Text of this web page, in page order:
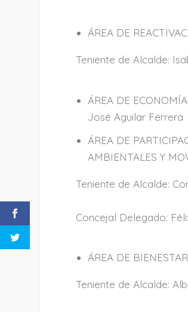
ÁREA DE
Teniente de Alcalde:
ÁREA DE
José Aguilar Ferrera
ÁREA DE
AMBIENTALES Y
Teniente de Alcalde:
Concejal Delegado:
ÁREA DE
Teniente de Alcalde: